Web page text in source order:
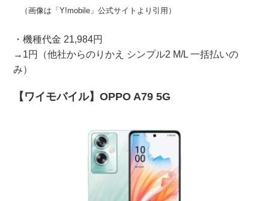
（画像は「Y!mobile」公式サイトより引用）
・機種代金 21,984円
→1円（他社からのりかえ シンプル2 M/L 一括払いの
み）
【ワイモバイル】OPPO A79 5G